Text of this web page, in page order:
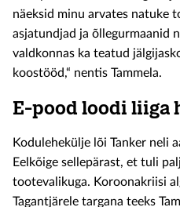
näeksid minu arvates natuke
asjatundjad ja õllegurmaanid
valdkonnas ka teatud
koostööd,“ nentis Tammela.
E-pood loodi liiga
Kodulehekülje lõi Tanker neli
Eelkõige sellepärast, et tuli
tootevalikuga. Koroonakriisi
Tagantjärele targana teeks